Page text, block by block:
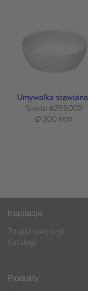
Umywalka stawiana
Sivida #266002
Ø 300 mm
Inspiracje
Znajdź swój styl
Katalogi
Produkty